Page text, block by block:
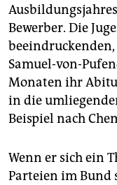
Bewerber. Die
Samuel-von-
Monaten ihr
in die
Beispiel nach
Wenn er sich ein
Parteien im